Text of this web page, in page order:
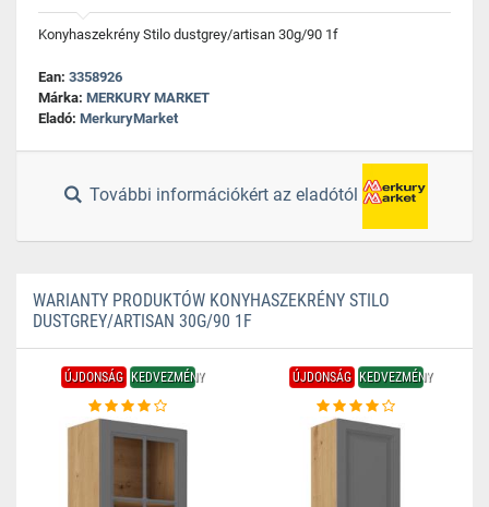
Konyhaszekrény Stilo dustgrey/artisan 30g/90 1f
Ean: 3358926
Márka: MERKURY MARKET
Eladó: MerkuryMarket
További információkért az eladótól
WARIANTY PRODUKTÓW KONYHASZEKRÉNY STILO
DUSTGREY/ARTISAN 30G/90 1F
ÚJDONSÁG KEDVEZMÉNY ÚJDONSÁG KEDVEZMÉNY